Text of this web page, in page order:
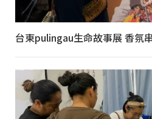
台東pulingau生命故事展 香氛